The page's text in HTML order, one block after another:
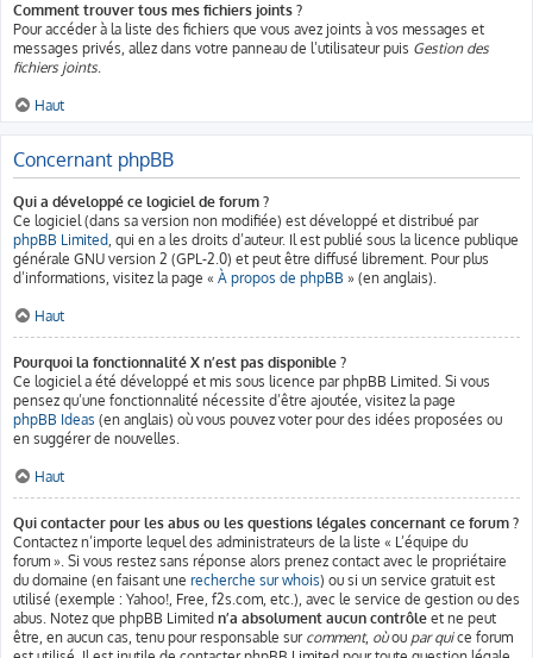
Comment trouver tous mes fichiers joints ?
Pour accéder à la liste des fichiers que vous avez joints à vos messages et
messages privés, allez dans votre panneau de l’utilisateur puis Gestion des
fichiers joints.
Haut
Concernant phpBB
Qui a développé ce logiciel de forum ?
Ce logiciel (dans sa version non modifiée) est développé et distribué par
phpBB Limited, qui en a les droits d’auteur. Il est publié sous la licence publique
générale GNU version 2 (GPL-2.0) et peut être diffusé librement. Pour plus
d’informations, visitez la page « À propos de phpBB » (en anglais).
Haut
Pourquoi la fonctionnalité X n’est pas disponible ?
Ce logiciel a été développé et mis sous licence par phpBB Limited. Si vous
pensez qu’une fonctionnalité nécessite d’être ajoutée, visitez la page
phpBB Ideas (en anglais) où vous pouvez voter pour des idées proposées ou
en suggérer de nouvelles.
Haut
Qui contacter pour les abus ou les questions légales concernant ce forum ?
Contactez n’importe lequel des administrateurs de la liste « L’équipe du
forum ». Si vous restez sans réponse alors prenez contact avec le propriétaire
du domaine (en faisant une recherche sur whois) ou si un service gratuit est
utilisé (exemple : Yahoo!, Free, f2s.com, etc.), avec le service de gestion ou des
abus. Notez que phpBB Limited n’a absolument aucun contrôle et ne peut
être, en aucun cas, tenu pour responsable sur comment, oùou par quice forum